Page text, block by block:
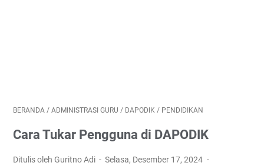
BERANDA / ADMINISTRASI GURU / DAPODIK / PENDIDIKAN
Cara Tukar Pengguna di DAPODIK
Ditulis oleh Guritno Adi
Selasa, Desember 17, 2024